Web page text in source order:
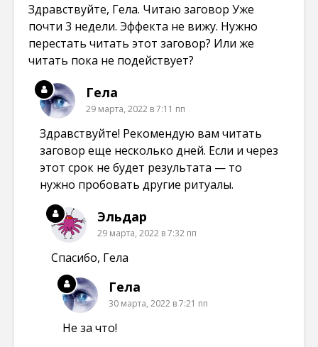
Здравствуйте, Гела. Читаю заговор Уже
почти 3 недели. Эффекта не вижу. Нужно
перестать читать этот заговор? Или же
читать пока не подействует?
Гела
29 марта, 2022 в 7:11 пп
Здравствуйте! Рекомендую вам читать
заговор еще несколько дней. Если и через
этот срок не будет результата — то
нужно пробовать другие ритуалы.
Эльдар
29 марта, 2022 в 7:32 пп
Спасибо, Гела
Гела
30 марта, 2022 в 7:21 пп
Не за что!